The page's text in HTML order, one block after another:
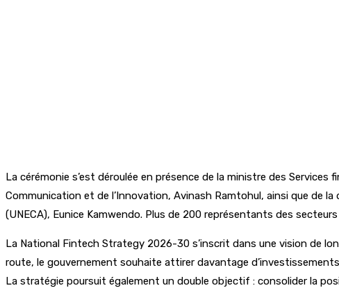
La cérémonie s’est déroulée en présence de la ministre des
Communication et de l’Innovation, Avinash Ramtohul, ainsi que de
(UNECA), Eunice Kamwendo. Plus de 200 représentants des
La National Fintech Strategy 2026-30 s’inscrit dans une vision de
route, le gouvernement souhaite attirer davantage
La stratégie poursuit également un double objectif : consolider la